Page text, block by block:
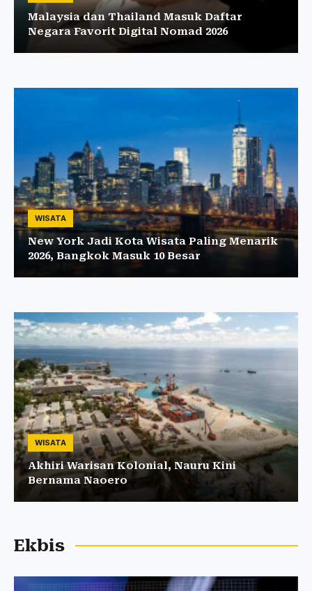
Malaysia dan Thailand Masuk Daftar
Negara Favorit Digital Nomad 2026
WISATA
New York Jadi Kota Wisata Paling Menarik
2026, Bangkok Masuk 10 Besar
WISATA
Akhiri Warisan Kolonial, Nauru Kini
Bernama Naoero
Ekbis